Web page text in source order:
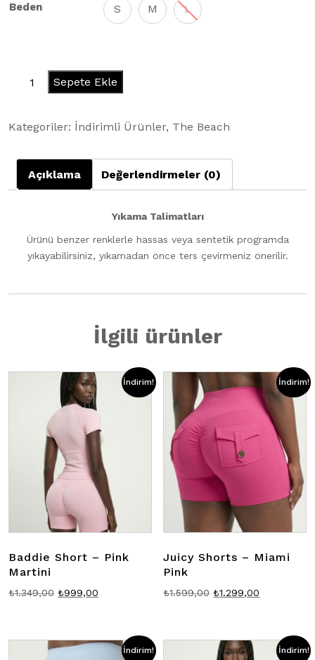
Beden S M L
Ferrari
Sepete Ekle
Kategoriler: İndirimli Ürünler, The Beach
Açıklama Değerlendirmeler (0)
Yıkama Talimatları
Ürünü benzer renklerle hassas veya sentetik programda
yıkayabilirsiniz, yıkamadan önce ters çevirmeniz önerilir.
İlgili ürünler
İndirim!
Baddie Short – Pink
Martini
₺1.349,00 Orijinal
₺999,00
₺999,00.
İndirim!
Juicy Shorts – Miami
Pink
₺1.599,00 Orijinal
₺1.299,00
₺1.299,00.
İndirim! İndirim!